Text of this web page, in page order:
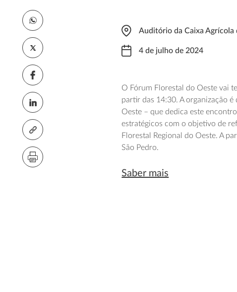
Auditório da Caixa Agrícola
4 de julho de 2024
O Fórum Florestal do Oeste vai
partir das 14:30. A organização
Oeste – que dedica este
estratégicos com o objetivo de
Florestal Regional do Oeste. A
São Pedro.
Saber mais